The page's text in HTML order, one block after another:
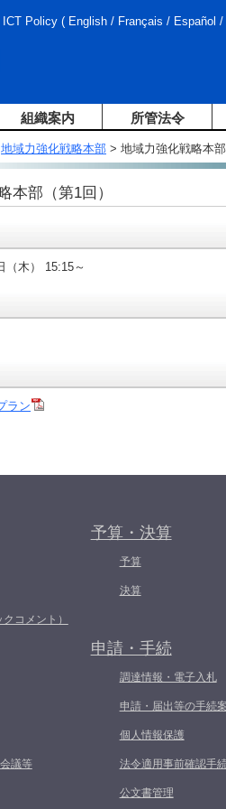
ICT Policy ( English / Français / Español /
組織案内 所管法令
地域力強化戦略本部 > 地域力強化戦略本部
本部（第1回）
（木） 15:15～
ラン
コメント）
議等
予算・決算
予算
決算
申請・手続
調達情報・電子入札
申請・届出等の手続
個人情報保護
法令適用事前確認手
公文書管理